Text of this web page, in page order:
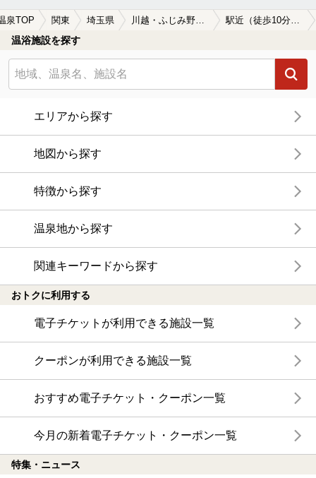
泉TOP 関東 埼玉県 川越・ふじみ野周辺 駅近（徒歩10分以内）の川越・ふじみ野周辺の温泉、日帰り温泉、スーパー銭湯おすすめ
温浴施設を探す
エリアから探す
地図から探す
特徴から探す
温泉地から探す
関連キーワードから探す
おトクに利用する
電子チケットが利用できる施設一覧
クーポンが利用できる施設一覧
おすすめ電子チケット・クーポン一覧
今月の新着電子チケット・クーポン一覧
特集・ニュース